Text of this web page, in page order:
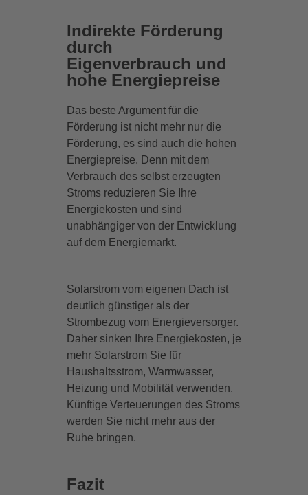
Indirekte Förderung
durch
Eigenverbrauch und
hohe Energiepreise
Das beste Argument für die
Förderung ist nicht mehr nur die
Förderung, es sind auch die hohen
Energiepreise. Denn mit dem
Verbrauch des selbst erzeugten
Stroms reduzieren Sie Ihre
Energiekosten und sind
unabhängiger von der Entwicklung
auf dem Energiemarkt.
Solarstrom vom eigenen Dach ist
deutlich günstiger als der
Strombezug vom Energieversorger.
Daher sinken Ihre Energiekosten, je
mehr Solarstrom Sie für
Haushaltsstrom, Warmwasser,
Heizung und Mobilität verwenden.
Künftige Verteuerungen des Stroms
werden Sie nicht mehr aus der
Ruhe bringen.
Fazit